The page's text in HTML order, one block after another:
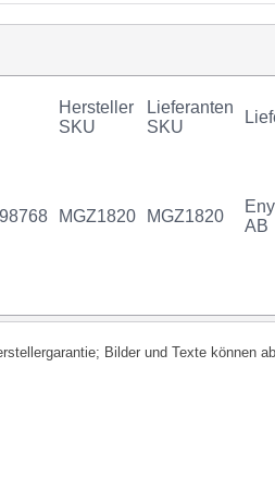
Hersteller
SKU
Lieferanten
SKU
MGZ1820 MGZ1820
AB
Bilder und Texte können